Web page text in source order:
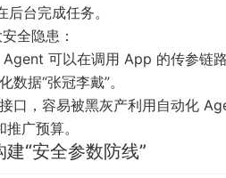
台完成任务。
全隐患：
可以在调用 App 的传参链
据“张冠李戴”。
口，容易被黑灰产利用自动化
广预算。
“安全参数防线”